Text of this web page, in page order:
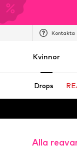
Kontakta
Kvinnor
Drops
Alla